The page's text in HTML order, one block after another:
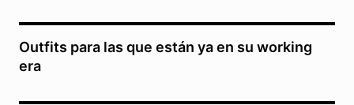
Outfits para las que están ya en su working
era